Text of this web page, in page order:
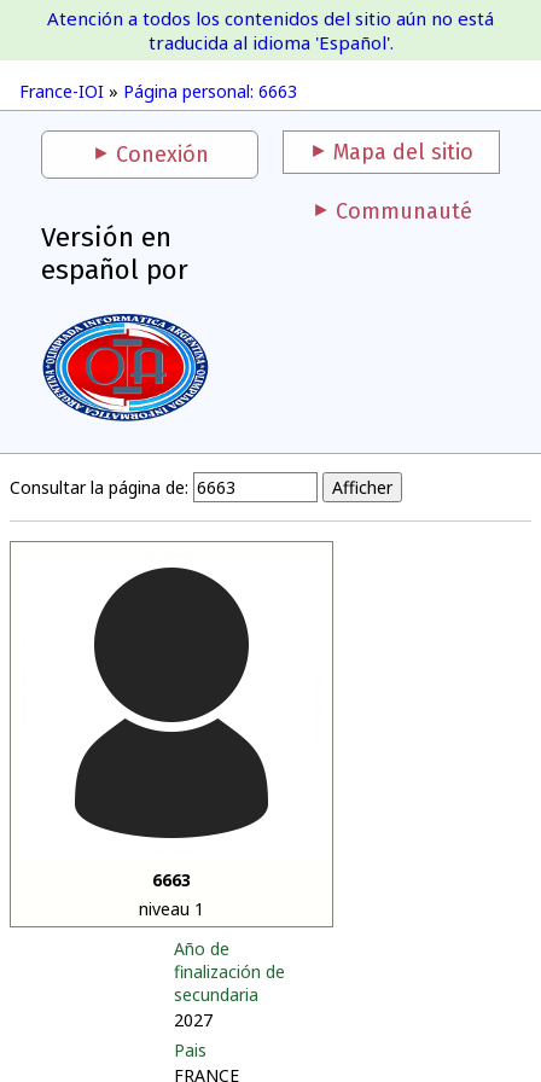
France-IOI
France-IOI » Página personal: 6663
Atención a todos los contenidos del sitio aún no está
traducida al idioma 'Español'.
Conexión Mapa del sitio
Versión en
español por
Communauté
Consultar la página de:
6663
niveau 1
Año de
finalización de
secundaria
2027
Pais
FRANCE